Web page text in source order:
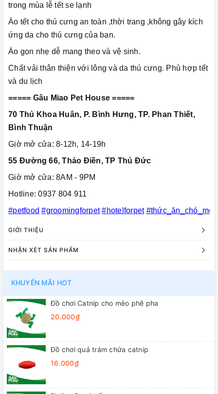
trong mùa lễ tết se lạnh
Áo tết cho thú cưng an toàn ,thời trang ,không gây kích
ứng da cho thú cưng của bạn.
Áo gọn nhẹ dễ mang theo và vệ sinh.
Chất vải thân thiện với lông và da thú cưng. Phù hợp tết
và du lịch
===== Gâu Miao Pet House =====
70 Thủ Khoa Huân, P. Bình Hưng, TP. Phan Thiết,
Bình Thuận
Giờ mở cửa: 8-12h, 14-19h
55 Đường 66, Thảo Điền, TP Thủ Đức
Giờ mở cửa: 8AM - 9PM
Hotline: 0937 804 911
#petfood #groomingforpet #hotelforpet #thức_ăn_chó_mèo
GIỚI THIỆU
NHẬN XÉT SẢN PHẨM
KHUYẾN MÃI HOT
Đồ chơi Catnip cho mèo phê pha
20.000₫
Đồ chơi quả trám chứa catnip
16.000₫